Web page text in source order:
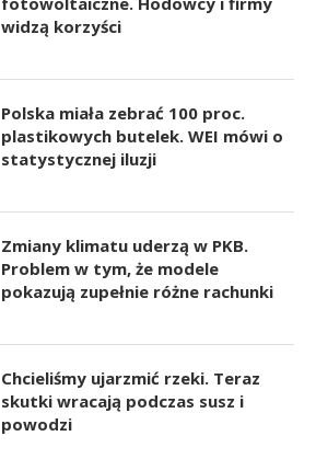
widzą korzyści
Polska miała zebrać 100 proc.
plastikowych butelek. WEI mówi o
statystycznej iluzji
Zmiany klimatu uderzą w PKB.
Problem w tym, że modele
pokazują zupełnie różne rachunki
Chcieliśmy ujarzmić rzeki. Teraz
skutki wracają podczas susz i
powodzi